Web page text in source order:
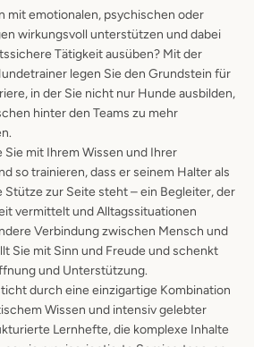
SUCHEN
mit emotionalen, psychischen oder
wirkungsvoll unterstützen und dabei
Tätigkeit ausüben? Mit der
legen Sie den Grundstein für
in der Sie nicht nur Hunde ausbilden,
hinter den Teams zu mehr
Sie mit Ihrem Wissen und Ihrer
so trainieren, dass er seinem Halter als
Stütze zur Seite steht – ein Begleiter, der
vermittelt und Alltagssituationen
Verbindung zwischen Mensch und
Sie mit Sinn und Freude und schenkt
und Unterstützung.
durch eine einzigartige Kombination
Wissen und intensiv gelebter
Lernhefte, die komplexe Inhalte